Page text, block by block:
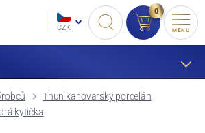
CZK
0
MENU
Thun karlovarský porcelán
kytička